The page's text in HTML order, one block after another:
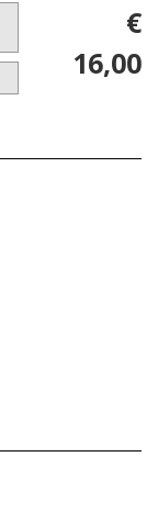
€
16,00